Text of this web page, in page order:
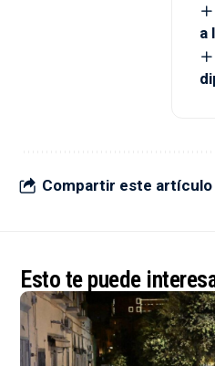
a
Compartir este artículo
Esto te puede